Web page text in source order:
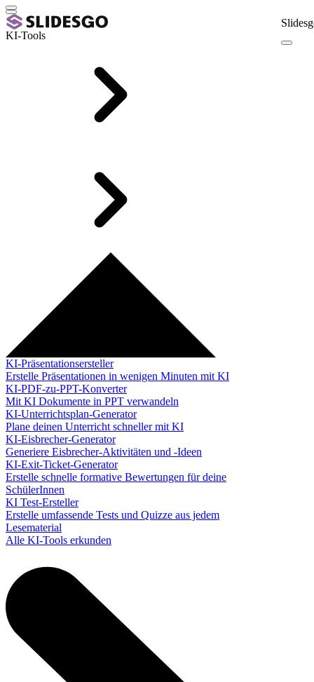
KI-Tools
KI-Präsentationsersteller
Erstelle Präsentationen in wenigen Minuten mit KI
KI-PDF-zu-PPT-Konverter
Mit KI Dokumente in PPT verwandeln
KI-Unterrichtsplan-Generator
Plane deinen Unterricht schneller mit KI
KI-Eisbrecher-Generator
Generiere Eisbrecher-Aktivitäten und -Ideen
KI-Exit-Ticket-Generator
Erstelle schnelle formative Bewertungen für deine
SchülerInnen
KI Test-Ersteller
Erstelle umfassende Tests und Quizze aus jedem
Lesematerial
Alle KI-Tools erkunden